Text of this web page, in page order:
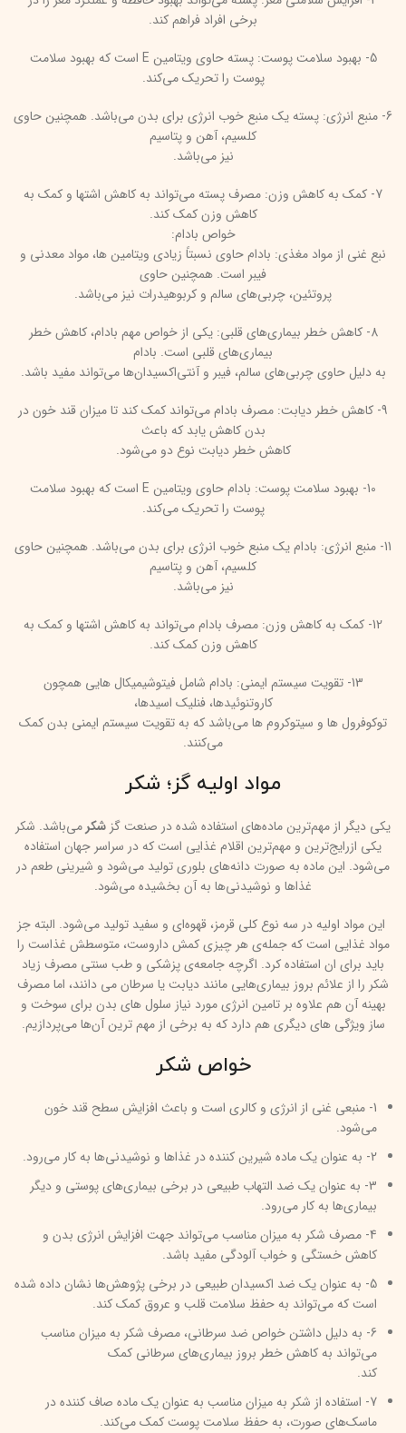
برخی افراد فراهم کند.
5- بهبود سلامت پوست: پسته حاوی ویتامین E است که بهبود سلامت
پوست را تحریک می‌کند.
6- منبع انرژی: پسته یک منبع خوب انرژی برای بدن می‌باشد. همچنین حاوی
کلسیم، آهن و پتاسیم
نیز می‌باشد.
7- کمک به کاهش وزن: مصرف پسته می‌تواند به کاهش اشتها و کمک به
کاهش وزن کمک کند.
خواص بادام:
نبع غنی از مواد مغذی: بادام حاوی نسبتاً زیادی ویتامین ها، مواد معدنی و
فیبر است. همچنین حاوی
پروتئین، چربی‌های سالم و کربوهیدرات نیز می‌باشد.
8- کاهش خطر بیماری‌های قلبی: یکی از خواص مهم بادام، کاهش خطر
بیماری‌های قلبی است. بادام
به دلیل حاوی چربی‌های سالم، فیبر و آنتی‌اکسیدان‌ها می‌تواند مفید باشد.
9- کاهش خطر دیابت: مصرف بادام می‌تواند کمک کند تا میزان قند خون در
بدن کاهش یابد که باعث
کاهش خطر دیابت نوع دو می‌شود.
10- بهبود سلامت پوست: بادام حاوی ویتامین E است که بهبود سلامت
پوست را تحریک می‌کند.
11- منبع انرژی: بادام یک منبع خوب انرژی برای بدن می‌باشد. همچنین حاوی
کلسیم، آهن و پتاسیم
نیز می‌باشد.
12- کمک به کاهش وزن: مصرف بادام می‌تواند به کاهش اشتها و کمک به
کاهش وزن کمک کند.
13- تقویت سیستم ایمنی: بادام شامل فیتوشیمیکال هایی همچون
کاروتنوئیدها، فنلیک اسیدها،
توکوفرول ها و سیتوکروم ها می‌باشد که به تقویت سیستم ایمنی بدن کمک
می‌کنند.
مواد اولیه گز؛ شکر
یکی دیگر از مهم‌ترین ماده‌های استفاده شده در صنعت گز شکرمی‌باشد. شکر
یکی ازرایج‌ترین و مهم‌ترین اقلام غذایی است که در سراسر جهان استفاده
می‌شود. این ماده به صورت دانه‌های بلوری تولید می‌شود و شیرینی طعم در
غذاها و نوشیدنی‌ها به آن بخشیده می‌شود.
این مواد اولیه در سه نوع کلی قرمز، قهوه‌ای و سفید تولید می‌شود. البته جز
مواد غذایی است که جمله‌ی هر چیزی کمش داروست، متوسطش غذاست را
باید برای ان استفاده کرد. اگرچه جامعه‌ی پزشکی و طب سنتی مصرف زیاد
شکر را از علائم بروز بیماری‌هایی مانند دیابت یا سرطان می دانند، اما مصرف
بهینه آن هم علاوه بر تامین انرژی مورد نیاز سلول های بدن برای سوخت و
ساز ویژگی های دیگری هم دارد که به برخی از مهم ترین آن‌ها می‌پردازیم.
خواص شکر
1- منبعی غنی از انرژی و کالری است و باعث افزایش سطح قند خون
می‌شود.
2- به عنوان یک ماده شیرین کننده در غذاها و نوشیدنی‌ها به کار می‌رود.
3- به عنوان یک ضد التهاب طبیعی در برخی بیماری‌های پوستی و دیگر
بیماری‌ها به کار می‌رود.
4- مصرف شکر به میزان مناسب می‌تواند جهت افزایش انرژی بدن و
کاهش خستگی و خواب آلودگی مفید باشد.
5- به عنوان یک ضد اکسیدان طبیعی در برخی پژوهش‌ها نشان داده شده
است که می‌تواند به حفظ سلامت قلب و عروق کمک کند.
6- به دلیل داشتن خواص ضد سرطانی، مصرف شکر به میزان مناسب
می‌تواند به کاهش خطر بروز بیماری‌های سرطانی کمک
کند.
7- استفاده از شکر به میزان مناسب به عنوان یک ماده صاف کننده در
ماسک‌های صورت، به حفظ سلامت پوست کمک می‌کند.